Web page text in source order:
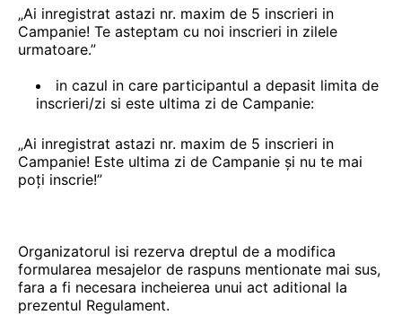
„Ai inregistrat astazi nr. maxim de 5 inscrieri in
Campanie! Te asteptam cu noi inscrieri in zilele
urmatoare.”
in cazul in care participantul a depasit limita de
inscrieri/zi si este ultima zi de Campanie:
„Ai inregistrat astazi nr. maxim de 5 inscrieri in
Campanie! Este ultima zi de Campanie și nu te mai
poți inscrie!”
Organizatorul isi rezerva dreptul de a modifica
formularea mesajelor de raspuns mentionate mai sus,
fara a fi necesara incheierea unui act aditional la
prezentul Regulament.